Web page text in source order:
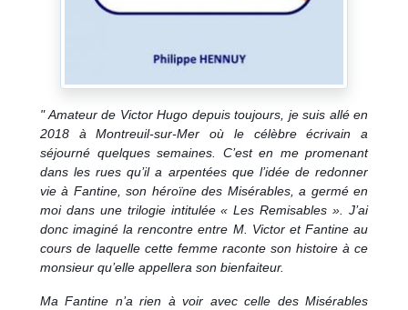
" Amateur de Victor Hugo depuis toujours, je suis allé en
2018 à Montreuil-sur-Mer où le célèbre écrivain a
séjourné quelques semaines. C’est en me promenant
dans les rues qu’il a arpentées que l’idée de redonner
vie à Fantine, son héroïne des Misérables, a germé en
moi dans une trilogie intitulée « Les Remisables ». J’ai
donc imaginé la rencontre entre M. Victor et Fantine au
cours de laquelle cette femme raconte son histoire à ce
monsieur qu’elle appellera son bienfaiteur.
Ma Fantine n’a rien à voir avec celle des Misérables